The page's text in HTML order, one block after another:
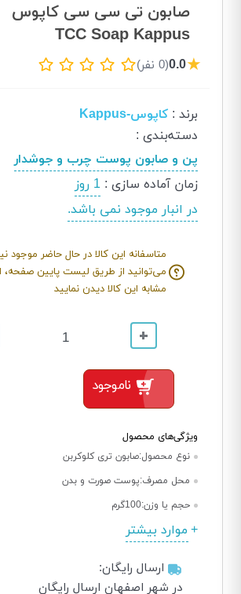
صابون تی سی سی کاپوس
TCC Soap Kappus
★
0.0(0 نفر)
برند :کاپوس-Kappus
دسته‌بندی :
پن و صابون پوست چرب و جوشدار
زمان آماده سازی :1 روز
در انبار موجود نمی باشد.
متاسفانه این کالا در حال حاضر موجود
می‌توانید از طریق لیست پایین صفحه،
مشابه این کالا دیدن نمایید
+
ناموجود
ویژگی‌های محصول
نوع محصول:صابون تری کلوکربن
محل مصرف:پوست صورت و بدن
حجم یا وزن:100گرم
موارد بیشتر
ارسال رایگان:
در شهر اصفهان ارسال رایگان